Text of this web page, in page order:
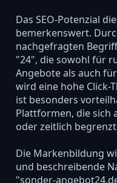
Das SEO-Potenzial
bemerkenswert.
nachgefragten
"24", die sowohl für
Angebote als auch
wird eine hohe Click-
ist besonders
Plattformen, die sich
oder zeitlich
Die Markenbildung
und beschreibende
"sonder-